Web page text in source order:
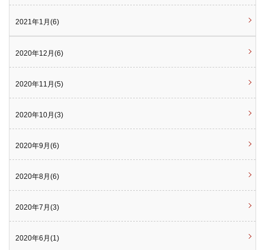
2021年1月(6)
2020年12月(6)
2020年11月(5)
2020年10月(3)
2020年9月(6)
2020年8月(6)
2020年7月(3)
2020年6月(1)